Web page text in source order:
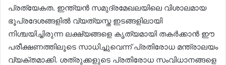
പ്രത്യേകത. ഇന്ത്യൻ സമുദ്രമേഖലയിലെ വിശാലമായ
ഭൂപ്രദേശങ്ങളിൽ വ്യത്യസ്ത ഇടങ്ങളിലായി
നിശ്ചയിച്ചിരുന്ന ലക്ഷ്യങ്ങളെ കൃത്യമായി തകർക്കാൻ ഈ
പരീക്ഷണത്തിലൂടെ സാധിച്ചുവെന്ന് പ്രതിരോധ മന്ത്രാലയം
വ്യക്തമാക്കി. ശത്രുക്കളുടെ പ്രതിരോധ സംവിധാനങ്ങളെ